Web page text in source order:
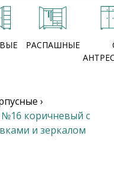
РАСПАШНЫЕ
›
коричневый с
и зеркалом